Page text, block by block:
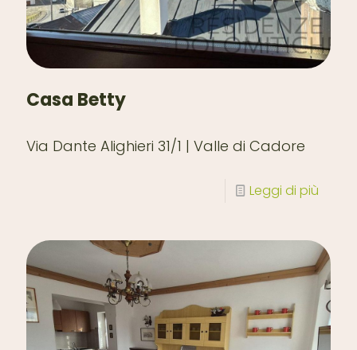
Casa Betty
Via Dante Alighieri 31/1 | Valle di Cadore
Leggi di più